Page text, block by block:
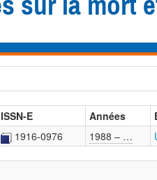
ISSN-E Années
1916-0976 1988 – …